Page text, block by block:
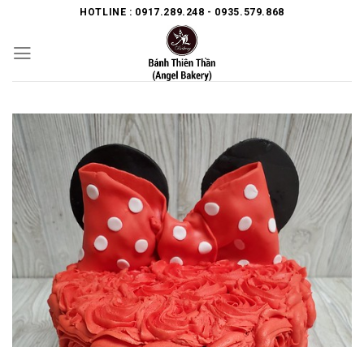
content
HOTLINE : 0917.289.248 - 0935.579.868